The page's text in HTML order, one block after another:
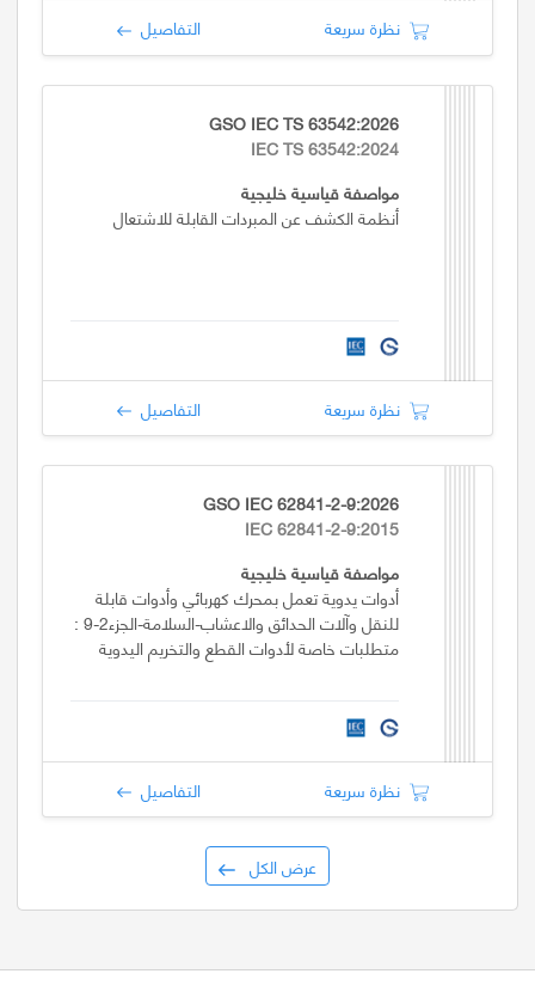
نظرة سريعة التفاصيل
GSO IEC TS 63542:2026
IEC TS 63542:2024
مواصفة قياسية خليجية
أنظمة الكشف عن المبردات القابلة للاشتعال
نظرة سريعة التفاصيل
GSO IEC 62841-2-9:2026
IEC 62841-2-9:2015
مواصفة قياسية خليجية
أدوات يدوية تعمل بمحرك كهربائي وأدوات قابلة
للنقل وآلات الحدائق والاعشاب-السلامة-الجزء2-9 :
متطلبات خاصة لأدوات القطع والتخريم اليدوية
نظرة سريعة التفاصيل
عرض الكل